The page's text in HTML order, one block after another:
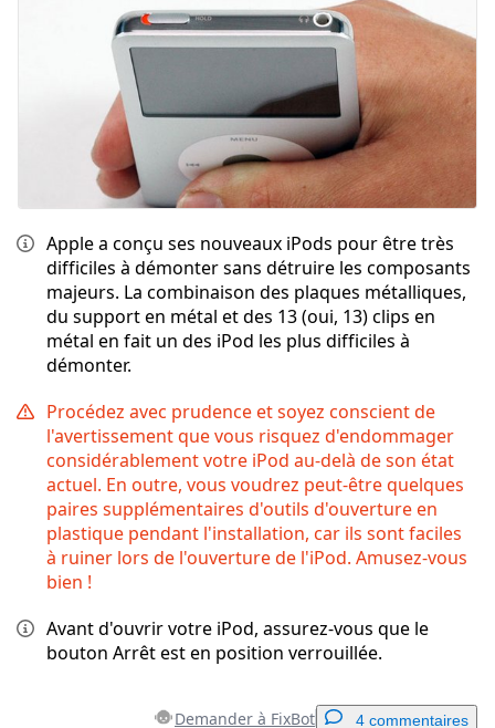
Apple a conçu ses nouveaux iPods pour être très
difficiles à démonter sans détruire les composants
majeurs. La combinaison des plaques métalliques,
du support en métal et des 13 (oui, 13) clips en
métal en fait un des iPod les plus difficiles à
démonter.
Procédez avec prudence et soyez conscient de
l'avertissement que vous risquez d'endommager
considérablement votre iPod au-delà de son état
actuel. En outre, vous voudrez peut-être quelques
paires supplémentaires d'outils d'ouverture en
plastique pendant l'installation, car ils sont faciles
à ruiner lors de l'ouverture de l'iPod. Amusez-vous
bien !
Avant d'ouvrir votre iPod, assurez-vous que le
bouton Arrêt est en position verrouillée.
Demander à FixBot 4 commentaires